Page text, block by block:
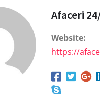
Afaceri
Website:
https://